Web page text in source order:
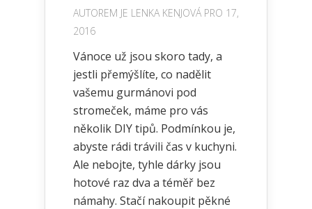
AUTOREM JE LENKA KENJOVÁPRO 17,
2016
Vánoce už jsou skoro tady, a
jestli přemýšlíte, co nadělit
vašemu gurmánovi pod
stromeček, máme pro vás
několik DIY tipů. Podmínkou je,
abyste rádi trávili čas v kuchyni.
Ale nebojte, tyhle dárky jsou
hotové raz dva a téměř bez
námahy. Stačí nakoupit pěkné